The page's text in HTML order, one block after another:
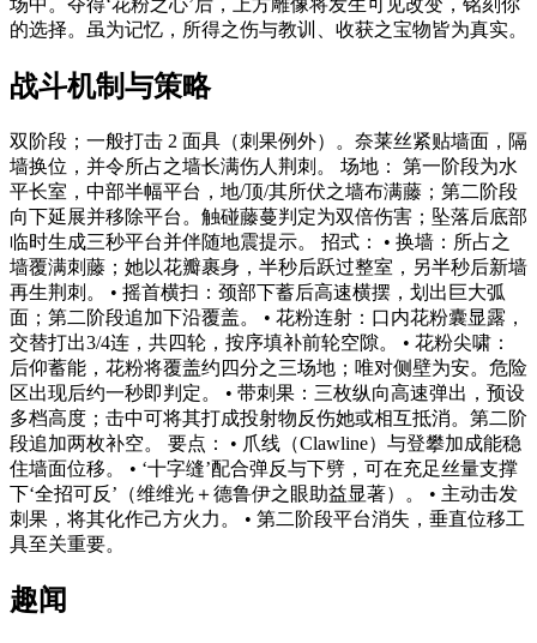
的选择。虽为记忆，所得之伤与教训、收获之宝物皆为真实。
战斗机制与策略
双阶段；一般打击 2 面具（刺果例外）。奈莱丝紧贴墙面，隔
墙换位，并令所占之墙长满伤人荆刺。 场地： 第一阶段为水
平长室，中部半幅平台，地/顶/其所伏之墙布满藤；第二阶段
向下延展并移除平台。触碰藤蔓判定为双倍伤害；坠落后底部
临时生成三秒平台并伴随地震提示。 招式： • 换墙：所占之
墙覆满刺藤；她以花瓣裹身，半秒后跃过整室，另半秒后新墙
再生荆刺。 • 摇首横扫：颈部下蓄后高速横摆，划出巨大弧
面；第二阶段追加下沿覆盖。 • 花粉连射：口内花粉囊显露，
交替打出3/4连，共四轮，按序填补前轮空隙。 • 花粉尖啸：
后仰蓄能，花粉将覆盖约四分之三场地；唯对侧壁为安。危险
区出现后约一秒即判定。 • 带刺果：三枚纵向高速弹出，预设
多档高度；击中可将其打成投射物反伤她或相互抵消。第二阶
段追加两枚补空。 要点： • 爪线（Clawline）与登攀加成能稳
住墙面位移。 • ‘十字缝’配合弹反与下劈，可在充足丝量支撑
下‘全招可反’（维维光＋德鲁伊之眼助益显著）。 • 主动击发
刺果，将其化作己方火力。 • 第二阶段平台消失，垂直位移工
具至关重要。
趣闻